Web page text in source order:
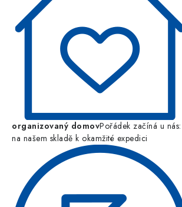
organizovaný domovPořádek začíná u
na našem skladě k okamžité expedici